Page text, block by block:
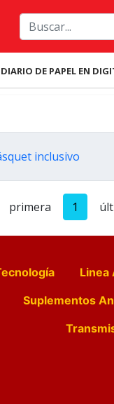
DIARIO DE PAPEL EN
inclusivo
primera 1
Linea
Suplementos